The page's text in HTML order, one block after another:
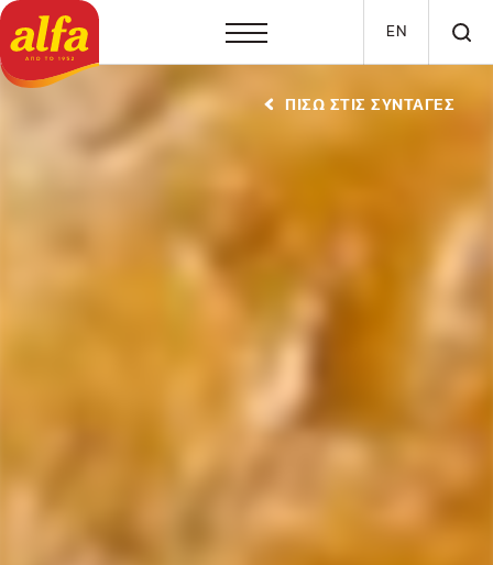
Παράκαμψη προς το κυρίως περιεχόμενο
EN
ΠΙΣΩ ΣΤΙΣ ΣΥΝΤΑΓΕΣ